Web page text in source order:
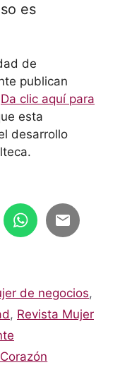
es
de
publican
Da clic aquí para
esta
desarrollo
de negocios,
, Revista Mujer